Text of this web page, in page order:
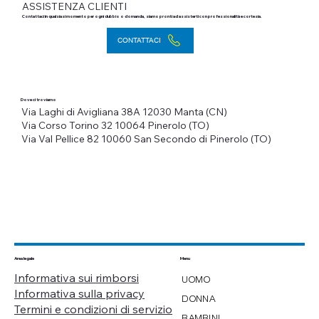
Contattaci in qualsiasi momento per ogni dubbio o domanda, siamo pronti ad assisterti con professionalità e cortesia.
CONTATTACI
ASSISTENZA CLIENTI
Dove ci troviamo
Via Laghi di Avigliana 38A 12030 Manta (CN)
Via Val Pellice 82 10060 San Secondo di Pinerolo (TO)
Via Corso Torino 32 10064 Pinerolo (TO)
Area legale
Informativa sui rimborsi
Informativa sulla privacy
Termini e condizioni di servizio
Menu
UOMO
DONNA